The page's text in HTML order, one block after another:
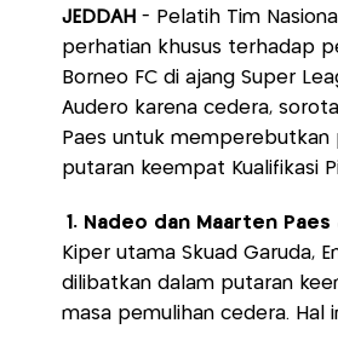
JEDDAH - Pelatih Tim Nasional
perhatian khusus terhadap
Borneo FC di ajang Super
Audero karena cedera,
Paes untuk
putaran keempat Kualifikasi
1. Nadeo dan Maarten
Kiper utama Skuad Garuda,
dilibatkan dalam putaran
masa pemulihan cedera. Hal